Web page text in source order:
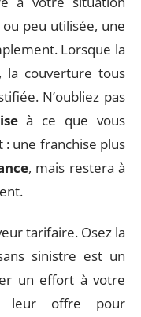
peu utilisée, une
Lorsque la
la couverture tous
N’oubliez pas
à ce que vous
une franchise plus
, mais restera à
tarifaire. Osez la
sinistre est un
un effort à votre
leur offre pour